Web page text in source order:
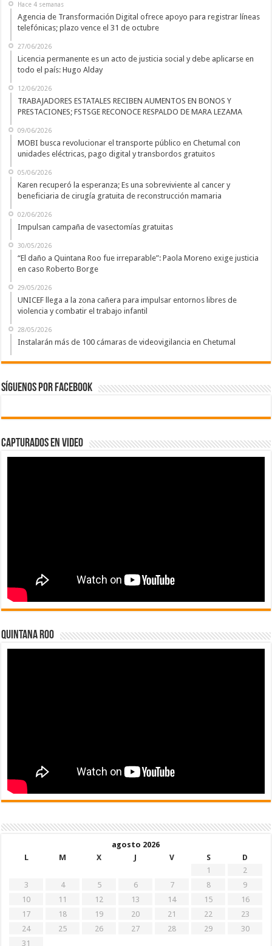
Hace 4 semanas
Agencia de Transformación Digital ofrece apoyo para registrar líneas
telefónicas; plazo vence el 31 de octubre
27/06/2026
Licencia permanente es un acto de justicia social y debe aplicarse en
todo el país: Hugo Alday
12/06/2026
TRABAJADORES ESTATALES RECIBEN AUMENTOS EN BONOS Y
PRESTACIONES; FSTSGE RECONOCE RESPALDO DE MARA LEZAMA
09/06/2026
MOBI busca revolucionar el transporte público en Chetumal con
unidades eléctricas, pago digital y transbordos gratuitos
05/06/2026
Karen recuperó la esperanza; Es una sobreviviente al cancer y
beneficiaria de cirugía gratuita de reconstrucción mamaria
02/06/2026
Impulsan campaña de vasectomías gratuitas
30/05/2026
“El daño a Quintana Roo fue irreparable”: Paola Moreno exige justicia
en caso Roberto Borge
29/05/2026
UNICEF llega a la zona cañera para impulsar entornos libres de
violencia y combatir el trabajo infantil
28/05/2026
Instalarán más de 100 cámaras de videovigilancia en Chetumal
Síguenos por Facebook
Capturados en Video
Quintana Roo
agosto 2026
L
M X J V S
D
1
2
3
4 5 6 7 8
9
10
11 12 13 14 15
16
17
18 19 20 21 22
23
24
25 26 27 28 29
30
31